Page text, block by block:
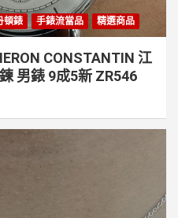
頓錶 手錶流當品 精選商品
CONSTANTIN 江
男錶 9成5新 ZR546